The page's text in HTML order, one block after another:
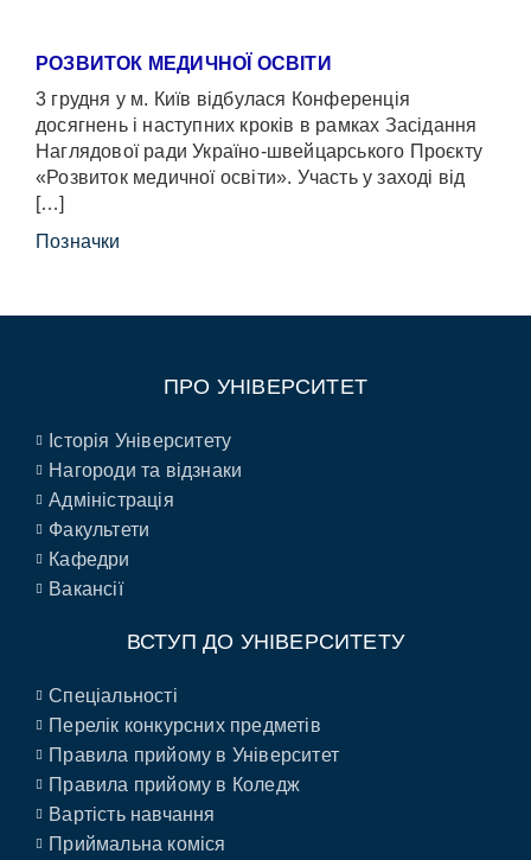
РОЗВИТОК МЕДИЧНОЇ ОСВІТИ
3 грудня у м. Київ відбулася Конференція
досягнень і наступних кроків в рамках Засідання
Наглядової ради Україно-швейцарського Проєкту
«Розвиток медичної освіти». Участь у заході від
[…]
Позначки
ПРО УНІВЕРСИТЕТ
Історія Університету
Нагороди та відзнаки
Адміністрація
Факультети
Кафедри
Вакансії
ВСТУП ДО УНІВЕРСИТЕТУ
Спеціальності
Перелік конкурсних предметів
Правила прийому в Університет
Правила прийому в Коледж
Вартість навчання
Приймальна коміся